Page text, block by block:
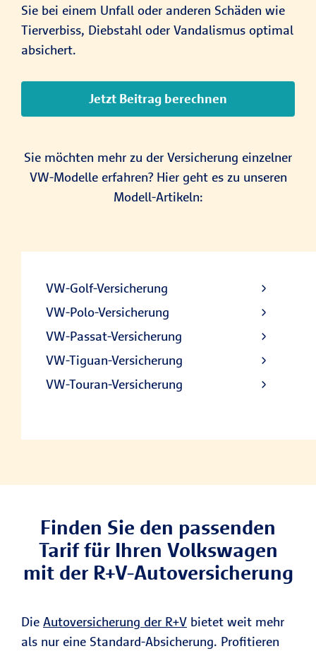
Sie bei einem Unfall oder anderen Schäden wie
Tierverbiss, Diebstahl oder Vandalismus optimal
absichert.
Jetzt Beitrag berechnen
Sie möchten mehr zu der Versicherung einzelner
VW-Modelle erfahren? Hier geht es zu unseren
Modell-Artikeln:
VW-Golf-Versicherung
VW-Polo-Versicherung
VW-Passat-Versicherung
VW-Tiguan-Versicherung
VW-Touran-Versicherung
Finden Sie den passenden
Tarif für Ihren Volkswagen
mit der R+V-Autoversicherung
Die Autoversicherung der R+V bietet weit mehr
als nur eine Standard-Absicherung. Profitieren